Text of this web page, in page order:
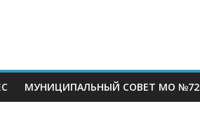
МУНИЦИПАЛЬНЫЙ СОВЕТ МО №72